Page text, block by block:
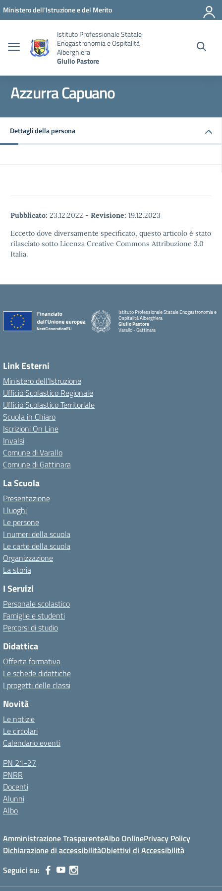
Vai ai contenuti
Vai al menu di navigazione
Vai al footer
Ministero dell'Istruzione e del Merito
Istituto Professionale Statale
Enogastronomia e Ospitalità
Alberghiera
Giulio Pastore
Azzurra Capuano
Dettagli della persona
Pubblicato: 23.12.2022 - Revisione: 19.12.2023
Eccetto dove diversamente specificato, questo articolo è stato
rilasciato sotto Licenza Creative Commons Attribuzione 3.0
Italia.
Istituto Professionale Statale Enogastronomia e
Ospitalità Alberghiera
Giulio Pastore
Varallo - Gattinara
Link Esterni
Ministero dell’Istruzione
Ufficio Scolastico Regionale
Ufficio Scolastico Territoriale
Scuola in Chiaro
Iscrizioni On Line
Invalsi
Comune di Varallo
Comune di Gattinara
La Scuola
Presentazione
I luoghi
Le persone
I numeri della scuola
Le carte della scuola
Organizzazione
La storia
I Servizi
Personale scolastico
Famiglie e studenti
Percorsi di studio
Didattica
Offerta formativa
Le schede didattiche
I progetti delle classi
Novità
Le notizie
Le circolari
Calendario eventi
PN 21-27
PNRR
Docenti
Alunni
Albo
Amministrazione TrasparenteAlbo OnlinePrivacy Policy
Dichiarazione di accessibilitàObiettivi di Accessibilità
Seguici su: